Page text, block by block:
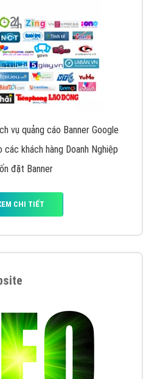
vụ quảng cáo Banner Google
các khách hàng Doanh Nghiệp
đặt Banner
CHI TIẾT